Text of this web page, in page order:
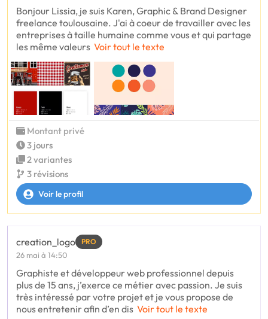
Bonjour Lissia, je suis Karen, Graphic & Brand Designer
freelance toulousaine. J'ai à coeur de travailler avec les
entreprises à taille humaine comme vous et qui partage
les même valeurs Voir tout le texte
Montant privé
3 jours
2 variantes
3 révisions
Voir le profil
creation_logo PRO
26 mai à 14:50
Graphiste et développeur web professionnel depuis
plus de 15 ans, j’exerce ce métier avec passion. Je suis
très intéressé par votre projet et je vous propose de
nous entretenir afin d’en dis Voir tout le texte